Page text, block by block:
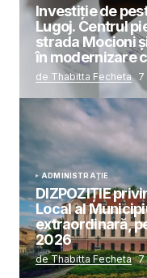
Investiție de
Lugoj. Centrul
strada Mocioni
în modernizare
de Thabitta Fecheta 7
ADMINISTRAȚIE
DIZPOZIȚIE
Local al
extraordinară,
2026
de Thabitta Fecheta 7